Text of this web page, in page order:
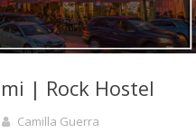
| Rock Hostel
Camilla Guerra